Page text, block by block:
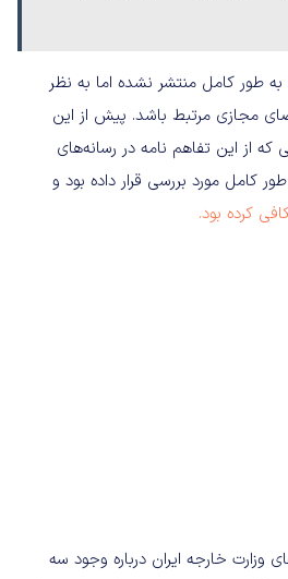
طور کامل منتشر نشده اما به نظر
مجازی مرتبط باشد. پیش از این
از این تفاهم نامه در رسانه‌های
کامل مورد بررسی قرار داده بود و
کرده بود.
خارجه ایران درباره وجود سه